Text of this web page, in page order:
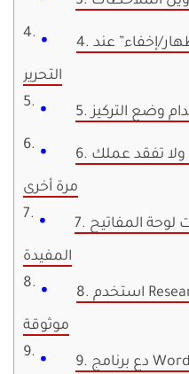
4. لا تنس استخدام زر “إظهار/إخفاء” عند
التحرير
وضع التركيز
6. قم بتشغيل الحفظ التلقائي ولا تفقد عملك
مرة أخرى
7. احفظ بعض اختصارات لوحة المفاتيح
المفيدة
8. استخدم Researcher للعثور على مصادر
موثوقة